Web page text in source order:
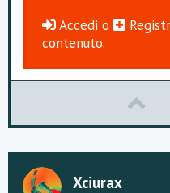
Accedi o
contenuto.
p
v
Xciurax